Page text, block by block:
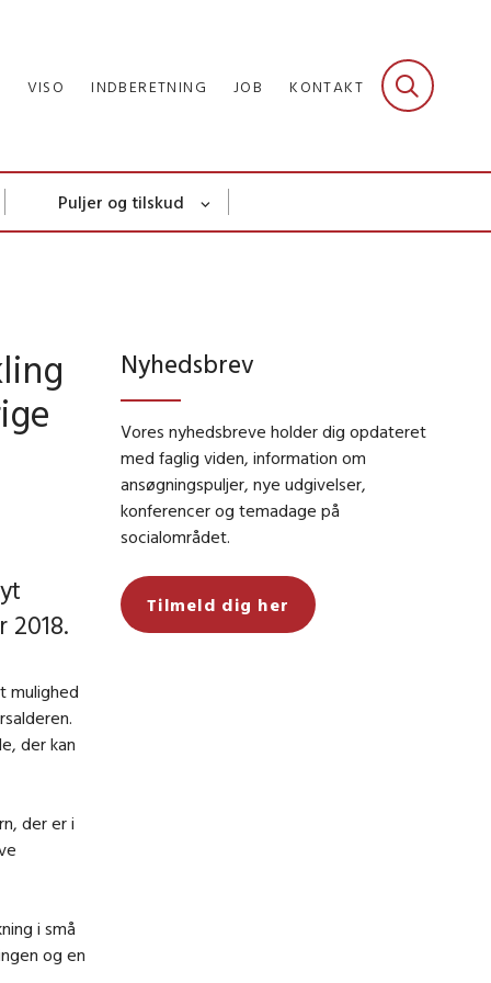
VISO INDBERETNING JOB KONTAKT
Puljer og tilskud
2018.
mulighed
der kan
der er i
i små
og en
Nyhedsbrev
Vores nyhedsbreve holder dig opdateret
med faglig viden, information om
ansøgningspuljer, nye udgivelser,
konferencer og temadage på
socialområdet.
Tilmeld dig her